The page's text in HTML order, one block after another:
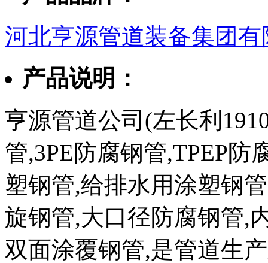
河北亨源管道装备集团有
产品说明：
亨源管道公司(左长利
管,3PE防腐钢管,TPEP
塑钢管,给排水用涂塑钢
旋钢管,大口径防腐钢管,
双面涂覆钢管,是管道生